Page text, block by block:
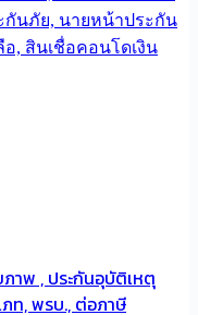
าพ , ประกันอุบัติเหตุ
ท, พรบ., ต่อภาษี